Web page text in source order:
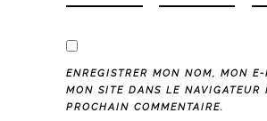
ENREGISTRER MON NOM, MON
MON SITE DANS LE NAVIGATEUR
PROCHAIN COMMENTAIRE.